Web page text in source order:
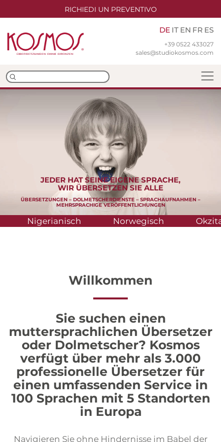
RICHIEDI UN PREVENTIVO
+39 0522 433027
sales@studiokosmos.com
DE IT EN FR ES
Niederlassungen
ISO-Zertifizierungen
Übersetzungen
Dolmetscher
Mehrsprachige Websites
Mehrsprachiges Verlagswesen
Presseservice
Internationale Recherchen
Veranstaltungsplanung
JEDER HAT SEINE EIGENE SPRACHE,
WIR ÜBERSETZEN SIE ALLE
ÜBERSETZUNGEN – DOLMETSCHERDIENSTE – SPRACHAUFNAHMEN –
MEHRSPRACHIGE VERÖFFENTLICHUNGEN
Norwegisch Okzitanisch
Willkommen
Sie suchen einen
muttersprachlichen Übersetzer
oder Dolmetscher? Kosmos
verfügt über mehr als 3.000
professionelle Übersetzer für
einen umfassenden Service in
100 Sprachen mit 5 Standorten
in Europa
Navigieren Sie ohne Hindernisse im Babel der